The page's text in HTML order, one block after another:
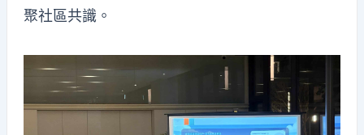
聚社區共識。